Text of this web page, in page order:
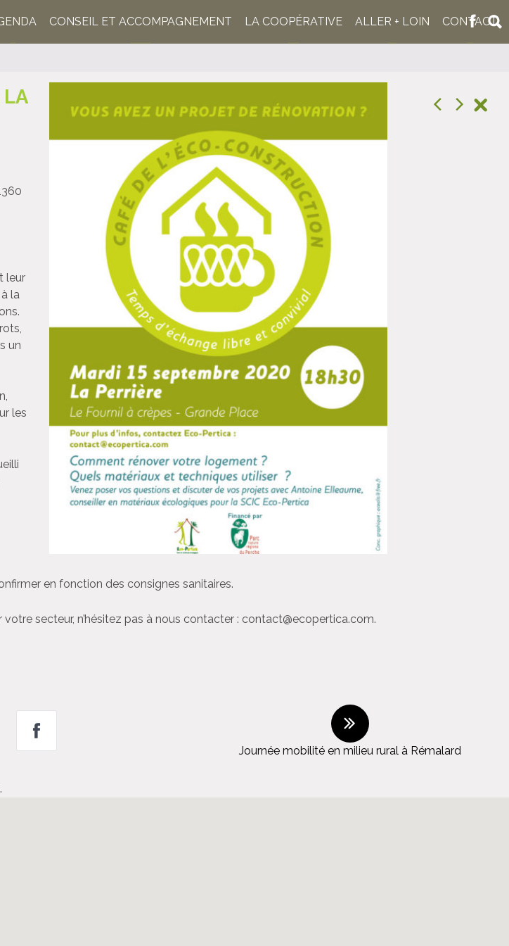
CONSEIL ET ACCOMPAGNEMENT LA COOPÉRATIVE ALLER + LOIN CONTACT
LA
leur
la
un
les
en fonction des consignes sanitaires.
secteur, n’hésitez pas à nous contacter : contact@ecopertica.com.
Journée mobilité en milieu rural à Rémalard